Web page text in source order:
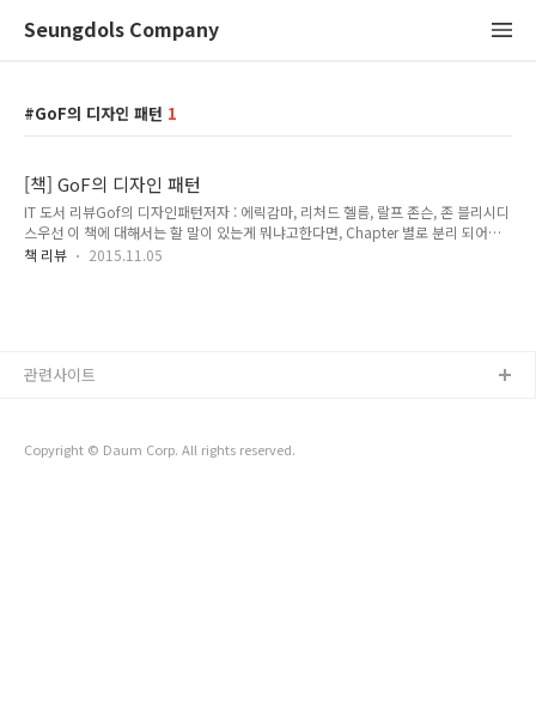
Seungdols Company
GoF의 디자인 패턴 1
[책] GoF의 디자인 패턴
IT 도서 리뷰Gof의 디자인패턴저자 : 에릭감마, 리처드 헬름, 랄프 존슨, 존 블리시디
스우선 이 책에 대해서는 할 말이 있는게 뭐냐고한다면, Chapter 별로 분리 되어진
내용 구성은 참 좋았다. 그러나 이 책을 구입하기 전에 알아둬야 할 것은 이 책의 예제
같다. 서론..
책 리뷰 2015.11.05
Copyright © Daum Corp. All rights reserved.
관련사이트